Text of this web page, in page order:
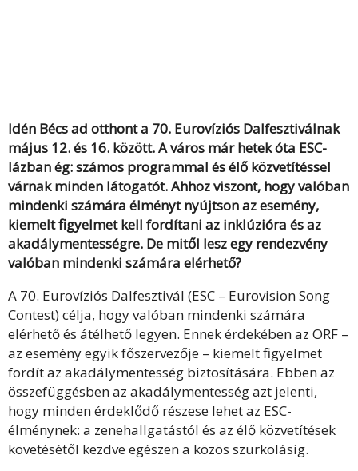
Idén Bécs ad otthont a 70. Eurovíziós Dalfesztiválnak
május 12. és 16. között. A város már hetek óta ESC-
lázban ég: számos programmal és élő közvetítéssel
várnak minden látogatót. Ahhoz viszont, hogy valóban
mindenki számára élményt nyújtson az esemény,
kiemelt figyelmet kell fordítani az inklúzióra és az
akadálymentességre. De mitől lesz egy rendezvény
valóban mindenki számára elérhető?
A 70. Eurovíziós Dalfesztivál (ESC – Eurovision Song
Contest) célja, hogy valóban mindenki számára
elérhető és átélhető legyen. Ennek érdekében az ORF –
az esemény egyik főszervezője – kiemelt figyelmet
fordít az akadálymentesség biztosítására. Ebben az
összefüggésben az akadálymentesség azt jelenti,
hogy minden érdeklődő részese lehet az ESC-
élménynek: a zenehallgatástól és az élő közvetítések
követésétől kezdve egészen a közös szurkolásig.